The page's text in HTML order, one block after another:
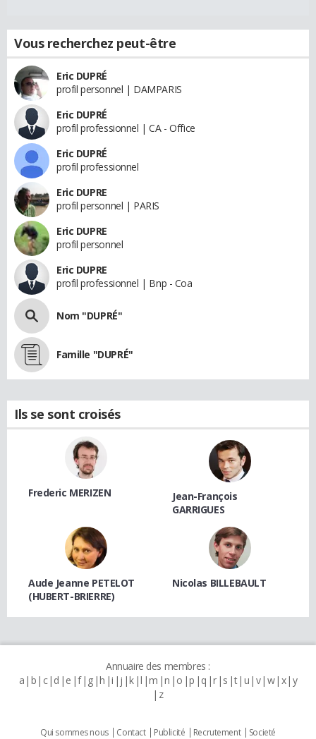
Vous recherchez peut-être
Eric DUPRÉ
profil personnel | DAMPARIS
Eric DUPRÉ
profil professionnel | CA - Office
Eric DUPRÉ
profil professionnel
Eric DUPRE
profil personnel | PARIS
Eric DUPRE
profil personnel
Eric DUPRE
profil professionnel | Bnp - Coa
Nom "DUPRÉ"
Famille "DUPRÉ"
Ils se sont croisés
Frederic MERIZEN
Jean-François
GARRIGUES
Aude Jeanne PETELOT
(HUBERT-BRIERRE)
Nicolas BILLEBAULT
Annuaire des membres :
a b c d e f g h i j k l m n o p q r s t u v w x y
z
Qui sommes nous Contact Publicité Recrutement
Societé